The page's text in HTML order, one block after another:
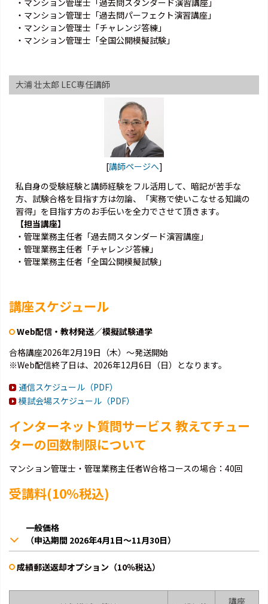
・マンション管理士「過去問スタンダード演習講座」
・マンション管理士「過去問パーフェクト演習講座」
・マンション管理士「チャレンジ答練」
・マンション管理士「全国公開模擬試験」
大浦 壮太郎 LEC専任講師
[講師ページへ]
私自身の受験経験と講師経験をフル活用して、暗記が苦手な
方、試験合格を目指す方は勿論、「実務で使いこなせる知識の
習得」を目指す方のお手伝いを全力でさせて頂きます。
【担当講座】
・管理業務主任者「過去問スタンダード演習講座」
・管理業務主任者「チャレンジ答練」
・管理業務主任者「全国公開模擬試験」
講座スケジュール
Web配信・教材発送／模擬試験通学
合格講座2026年2月19日（木）～発送開始
※Web配信終了日は、2026年12月6日（日）となります。
通信スケジュール（PDF）
模試会場スケジュール（PDF）
インターネット質問サービス 教えてチュー
ターの回数制限について
マンション管理士・管理業務主任者W合格コースの場合：40回
受講料(10％税込)
一般価格
（申込期間 2026年4月1日～11月30日）
成績郵送返却オプション（10％税込）
講座